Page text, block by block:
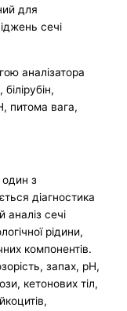
для
сечі
аналізатора
питома вага,
один з
діагностика
сечі
рідини,
компонентів.
запах, рН,
кетонових тіл,